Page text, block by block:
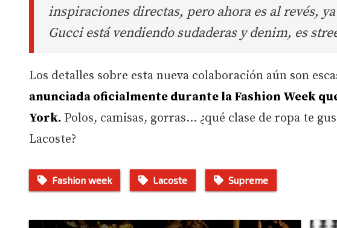
inspiraciones directas, pero ahora es al revés,
Gucci está vendiendo sudaderas y denim, es
Los detalles sobre esta nueva colaboración aún son
anunciada oficialmente durante la Fashion Week
York. Polos, camisas, gorras… ¿qué clase de ropa te
Lacoste?
Fashion week Lacoste Supreme